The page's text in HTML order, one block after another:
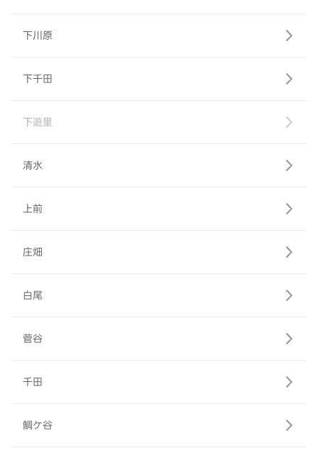
下川原
下千田
下遊里
清水
上前
庄畑
白尾
菅谷
千田
鯛ケ谷